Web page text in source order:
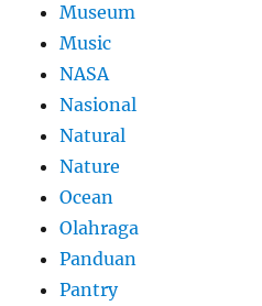
Museum
Music
NASA
Nasional
Natural
Nature
Ocean
Olahraga
Panduan
Pantry